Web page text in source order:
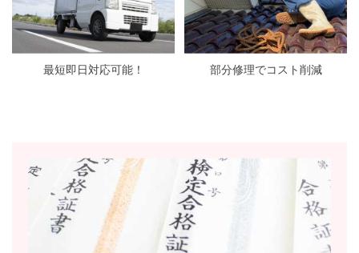
最短即日対応可能！ 部分修理でコスト削減